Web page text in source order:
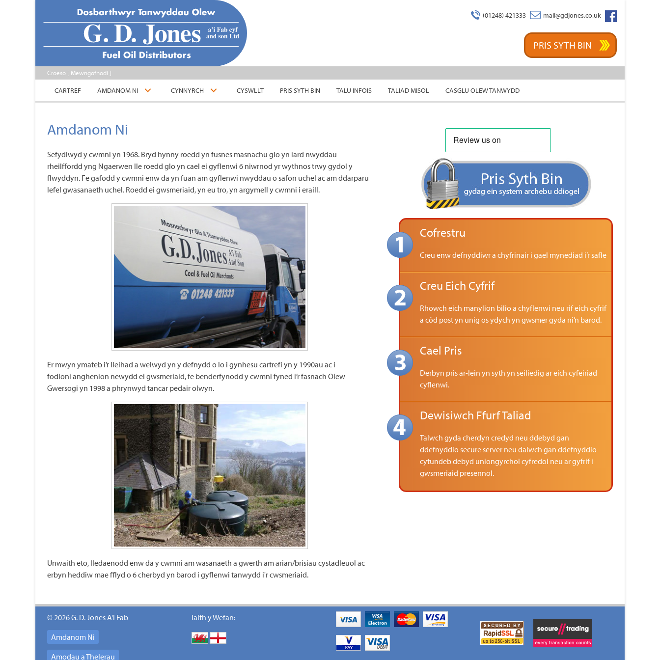
(01248) 421333 mail@gdjones.co.uk
PRIS SYTH BIN
Croeso [ Mewngofnodi ]
CARTREF AMDANOM NI CYNNYRCH CYSWLLT PRIS SYTH BIN TALU INFOIS TALIAD MISOL CASGLU OLEW TANWYDD
Amdanom Ni
Sefydlwyd y cwmni yn 1968. Bryd hynny roedd yn fusnes masnachu glo yn iard nwyddau
rheilffordd yng Ngaerwen lle roedd glo yn cael ei gyflenwi 6 niwrnod yr wythnos trwy gydol y
flwyddyn. Fe gafodd y cwmni enw da yn fuan am gyflenwi nwyddau o safon uchel ac am ddarparu
lefel gwasanaeth uchel. Roedd ei gwsmeriaid, yn eu tro, yn argymell y cwmni i eraill.
Er mwyn ymateb i’r lleihad a welwyd yn y defnydd o lo i gynhesu cartrefi yn y 1990au ac i
fodloni anghenion newydd ei gwsmeriaid, fe benderfynodd y cwmni fyned i’r fasnach Olew
Gwersogi yn 1998 a phrynwyd tancar pedair olwyn.
Unwaith eto, lledaenodd enw da y cwmni am wasanaeth a gwerth am arian/brisiau cystadleuol ac
erbyn heddiw mae fflyd o 6 cherbyd yn barod i gyflenwi tanwydd i'r cwsmeriaid.
Cofrestru
Creu enw defnyddiwr a chyfrinair i gael mynediad i’r safle
Creu Eich Cyfrif
Rhowch eich manylion bilio a chyflenwi neu rif eich cyfrif
a côd post yn unig os ydych yn gwsmer gyda ni’n barod.
Cael Pris
Derbyn pris ar-lein yn syth yn seiliedig ar eich cyfeiriad
cyflenwi.
Dewisiwch Ffurf Taliad
Talwch gyda cherdyn credyd neu ddebyd gan
ddefnyddio secure server neu dalwch gan ddefnyddio
cytundeb debyd uniongyrchol cyfredol neu ar gyfrif i
gwsmeriaid presennol.
© 2026 G. D. Jones A'i Fab
Amdanom Ni
Amodau a Thelerau
Iaith y Wefan: